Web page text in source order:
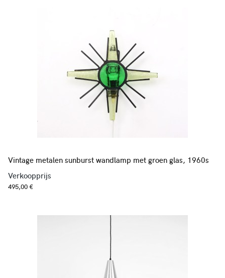
Vintage metalen sunburst wandlamp met groen glas, 1960s
Verkoopprijs
495,00 €